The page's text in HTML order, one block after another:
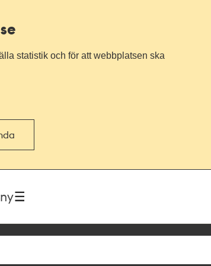
statistik och för att webbplatsen ska